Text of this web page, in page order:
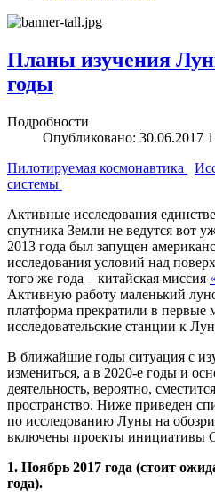
Планы изучения
годы
Подробности
Опубликовано: 30.06.2017
Пилотируемая космонавтика
системы
Активные исследования
спутника Земли не ведутся вот
2013 года был запущен
исследования условий над
того же года – китайская миссия
Активную работу маленький
платформа прекратили в первые
исследовательские станции к
В ближайшие годы ситуация с
измениться, а в 2020-е годы и
деятельность, вероятно,
пространство. Ниже приведен
по исследованию Луны на
включены проекты инициативы
1. Ноябрь 2017 года (стоит
года).